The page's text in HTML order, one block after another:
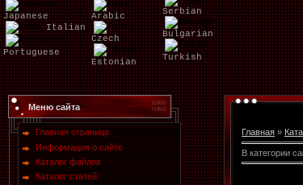
Japanese
Italian
Portuguese
Arabic
Czech
Estonian
Serbian
Bulgarian
Turkish
Меню сайта
Главная страница
Информация о сайте
Каталог файлов
Каталог статей
Главная »
В категории